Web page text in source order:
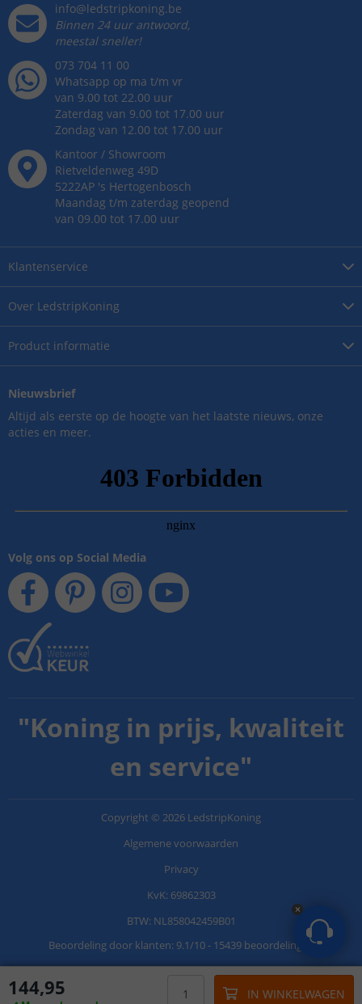
144,95 IN WINKELWAGEN
Over LedstripKoning
Product informatie
Klantenservice
info@ledstripkoning.be
Binnen 24 uur antwoord,
meestal sneller!
073 704 11 00
Whatsapp op ma t/m vr
van 9.00 tot 22.00 uur
Zaterdag van 9.00 tot 17.00 uur
Zondag van 12.00 tot 17.00 uur
Kantoor / Showroom
Rietveldenweg 49D
5222AP 's Hertogenbosch
Maandag t/m zaterdag geopend
van 09.00 tot 17.00 uur
Nieuwsbrief
Altijd als eerste op de hoogte van het laatste nieuws, onze
acties en meer.
Volg ons op Social Media
"Koning in prijs, kwaliteit
en service"
Copyright © 2026 LedstripKoning
Algemene voorwaarden
Privacy
KvK: 69862303
BTW: NL858042459B01
Beoordeling door klanten: 9.1/10- 15439 beoordelingen